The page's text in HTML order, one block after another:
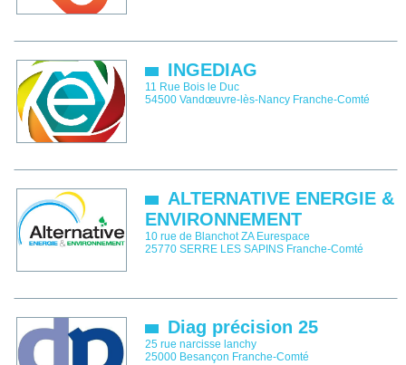
INGEDIAG
11 Rue Bois le Duc
54500 Vandœuvre-lès-Nancy Franche-Comté
ALTERNATIVE ENERGIE &
ENVIRONNEMENT
10 rue de Blanchot ZA Eurespace
25770 SERRE LES SAPINS Franche-Comté
Diag précision 25
25 rue narcisse lanchy
25000 Besançon Franche-Comté